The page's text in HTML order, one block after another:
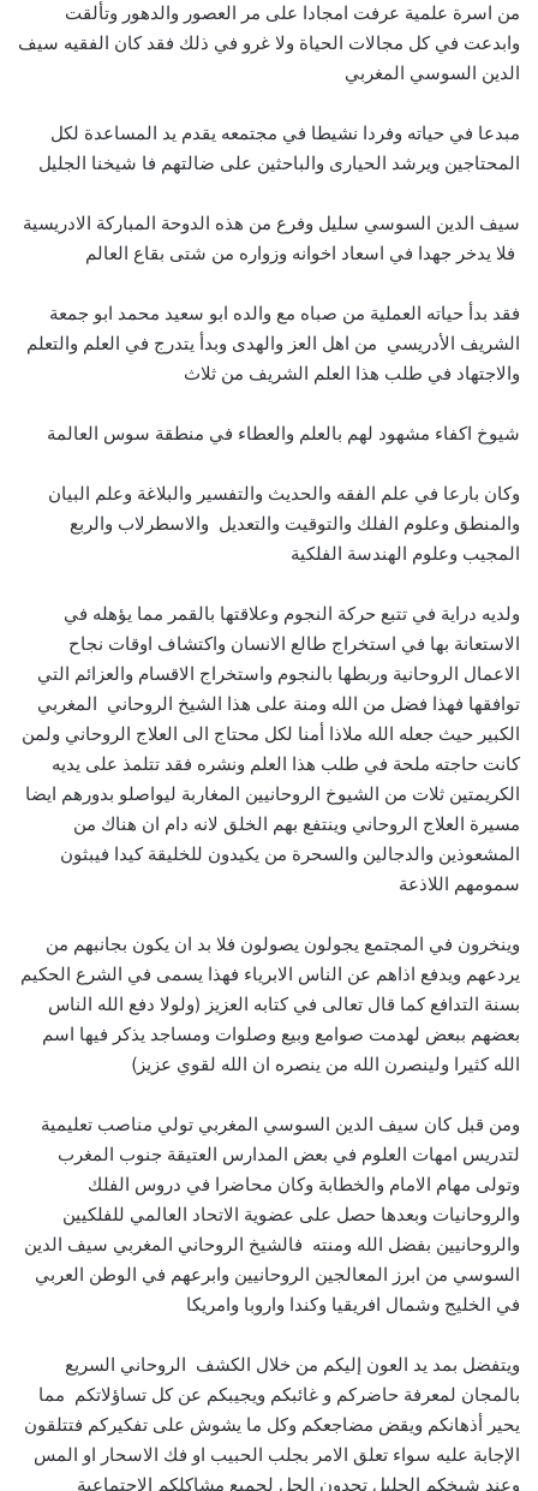
من اسرة علمية عرفت امجادا على مر العصور والدهور وتألقت
وابدعت في كل مجالات الحياة ولا غرو في ذلك فقد كان الفقيه سيف
الدين السوسي المغربي
مبدعا في حياته وفردا نشيطا في مجتمعه يقدم يد المساعدة لكل
المحتاجين ويرشد الحيارى والباحثين على ضالتهم فا شيخنا الجليل
سيف الدين السوسي سليل وفرع من هذه الدوحة المباركة الادريسية
فلا يدخر جهدا في اسعاد اخوانه وزواره من شتى بقاع العالم
فقد بدأ حياته العملية من صباه مع والده ابو سعيد محمد ابو جمعة
الشريف الأدريسي من اهل العز والهدى وبدأ يتدرج في العلم والتعلم
والاجتهاد في طلب هذا العلم الشريف من ثلاث
شيوخ اكفاء مشهود لهم بالعلم والعطاء في منطقة سوس العالمة
وكان بارعا في علم الفقه والحديث والتفسير والبلاغة وعلم البيان
والمنطق وعلوم الفلك والتوقيت والتعديل والاسطرلاب والربع
المجيب وعلوم الهندسة الفلكية
ولديه دراية في تتبع حركة النجوم وعلاقتها بالقمر مما يؤهله في
الاستعانة بها في استخراج طالع الانسان واكتشاف اوقات نجاح
الاعمال الروحانية وربطها بالنجوم واستخراج الاقسام والعزائم التي
توافقها فهذا فضل من الله ومنة على هذا الشيخ الروحاني المغربي
الكبير حيث جعله الله ملاذا أمنا لكل محتاج الى العلاج الروحاني ولمن
كانت حاجته ملحة في طلب هذا العلم ونشره فقد تتلمذ على يديه
الكريمتين ثلات من الشيوخ الروحانيين المغاربة ليواصلو بدورهم ايضا
مسيرة العلاج الروحاني وينتفع بهم الخلق لانه دام ان هناك من
المشعوذين والدجالين والسحرة من يكيدون للخليقة كيدا فيبثون
سمومهم اللاذعة
وينخرون في المجتمع يجولون يصولون فلا بد ان يكون بجانبهم من
يردعهم ويدفع اذاهم عن الناس الابرياء فهذا يسمى في الشرع الحكيم
بسنة التدافع كما قال تعالى في كتابه العزيز (ولولا دفع الله الناس
بعضهم ببعض لهدمت صوامع وبيع وصلوات ومساجد يذكر فيها اسم
الله كثيرا ولينصرن الله من ينصره ان الله لقوي عزيز)
ومن قبل كان سيف الدين السوسي المغربي تولي مناصب تعليمية
لتدريس امهات العلوم في بعض المدارس العتيقة جنوب المغرب
وتولى مهام الامام والخطابة وكان محاضرا في دروس الفلك
والروحانيات وبعدها حصل على عضوية الاتحاد العالمي للفلكيين
والروحانيين بفضل الله ومنته فالشيخ الروحاني المغربي سيف الدين
السوسي من ابرز المعالجين الروحانيين وابرعهم في الوطن العربي
في الخليج وشمال افريقيا وكندا واروبا وامريكا
ويتفضل بمد يد العون إليكم من خلال الكشف الروحاني السريع
بالمجان لمعرفة حاضركم و غائبكم ويجيبكم عن كل تساؤلاتكم مما
يحير أذهانكم ويقض مضاجعكم وكل ما يشوش على تفكيركم فتتلقون
الإجابة عليه سواء تعلق الامر بجلب الحبيب او فك الاسحار او المس
وعند شيخكم الجليل تجدون الحل لجميع مشاكلكم الاجتماعية